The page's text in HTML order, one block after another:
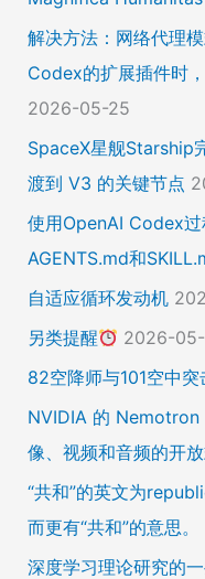
解决方法：网络代理
Codex的扩展插件时
2026-05-25
SpaceX星舰Starship
渡到 V3 的关键节点
使用OpenAI Codex
AGENTS.md和
自适应循环发动机
另类提醒
2026-05-
82空降师与101空中突
NVIDIA 的 Nemotron
像、视频和音频的开
“共和”的英文为
而更有“共和”的意思。
深度学习理论研究的